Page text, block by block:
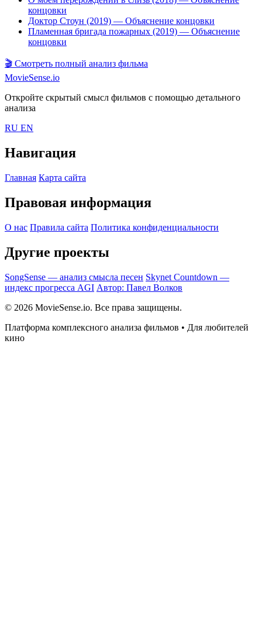
концовки
Доктор Стоун (2019) — Объяснение концовки
Пламенная бригада пожарных (2019) — Объяснение
концовки
🎬 Смотреть полный анализ фильма
MovieSense.io
Откройте скрытый смысл фильмов с помощью детального
анализа
RU EN
Навигация
Главная Карта сайта
Правовая информация
О нас Правила сайта Политика конфиденциальности
Другие проекты
SongSense — анализ смысла песен Skynet Countdown —
индекс прогресса AGI Автор: Павел Волков
© 2026 MovieSense.io. Все права защищены.
Платформа комплексного анализа фильмов • Для любителей
кино